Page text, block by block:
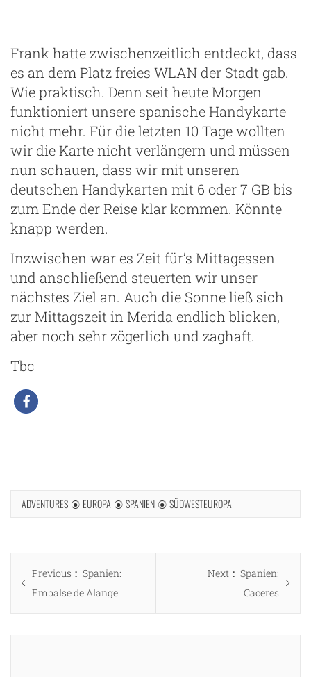
Frank hatte zwischenzeitlich entdeckt, dass
es an dem Platz freies WLAN der Stadt gab.
Wie praktisch. Denn seit heute Morgen
funktioniert unsere spanische Handykarte
nicht mehr. Für die letzten 10 Tage wollten
wir die Karte nicht verlängern und müssen
nun schauen, dass wir mit unseren
deutschen Handykarten mit 6 oder 7 GB bis
zum Ende der Reise klar kommen. Könnte
knapp werden.
Inzwischen war es Zeit für’s Mittagessen
und anschließend steuerten wir unser
nächstes Ziel an. Auch die Sonne ließ sich
zur Mittagszeit in Merida endlich blicken,
aber noch sehr zögerlich und zaghaft.
Tbc
ADVENTURES EUROPA SPANIEN SÜDWESTEUROPA
Beitragsnavigation
Previous
Previous
post:
Spanien:
Embalse de Alange
Next
Next
post:
Spanien:
Caceres